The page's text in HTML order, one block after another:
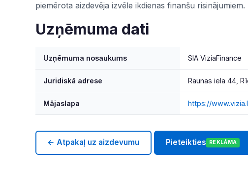
piemērota aizdevēja izvēle ikdienas finanšu
Uzņēmuma dati
Uzņēmuma nosaukums SIA ViziaFinance
Juridiskā adrese Raunas iela 44,
Mājaslapa https://
← Atpakaļ uz aizdevumu Pieteikties REKLĀMA